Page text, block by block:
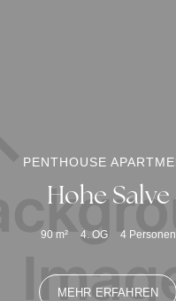
PENTHOUSE
Hohe Salve
90 m² 4. OG 4 Personen
MEHR ERFAHREN